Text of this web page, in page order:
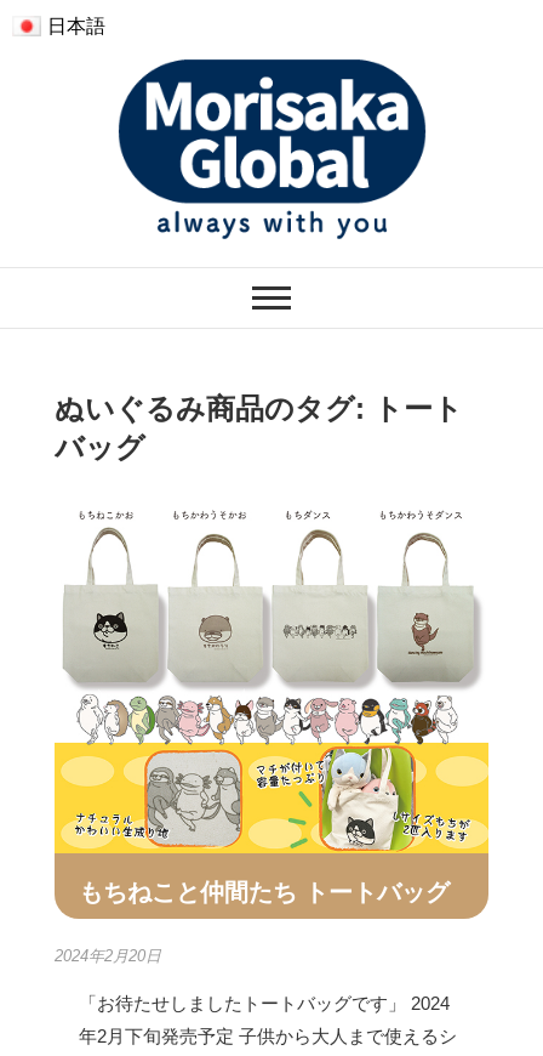
日本語
モリサカグローバル
ぬいぐるみ商品のタグ:
トート
バッグ
もちねこと仲間たち トートバッグ
2024年2月20日
「お待たせしましたトートバッグです」 2024
年2月下旬発売予定 子供から大人まで使えるシ